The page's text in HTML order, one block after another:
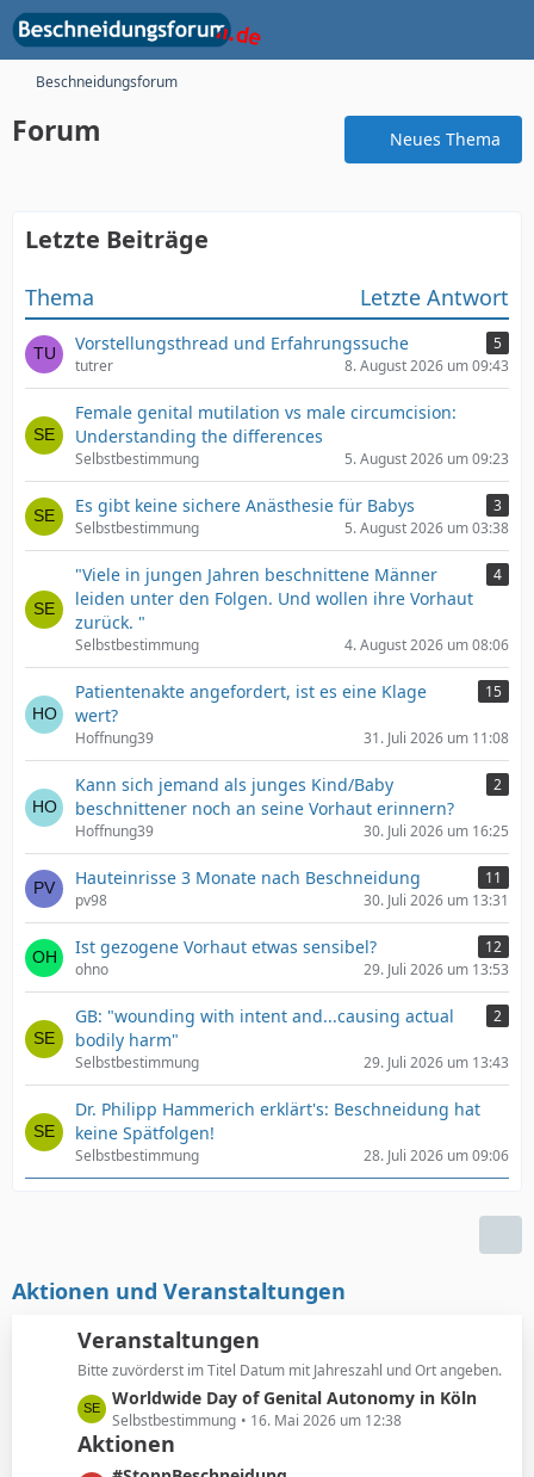
Beschneidungsforum
Forum Neues Thema
Letzte Beiträge
Thema Letzte Antwort
Vorstellungsthread und Erfahrungssuche
5
tutrer
8. August 2026 um 09:43
Female genital mutilation vs male circumcision:
Understanding the differences
Selbstbestimmung 5. August 2026 um 09:23
Es gibt keine sichere Anästhesie für Babys
3
Selbstbestimmung
5. August 2026 um 03:38
"Viele in jungen Jahren beschnittene Männer
leiden unter den Folgen. Und wollen ihre Vorhaut
zurück. "
4
Selbstbestimmung 4. August 2026 um 08:06
Patientenakte angefordert, ist es eine Klage
wert?
15
Hoffnung39 31. Juli 2026 um 11:08
Kann sich jemand als junges Kind/Baby
beschnittener noch an seine Vorhaut erinnern?
2
Hoffnung39 30. Juli 2026 um 16:25
Hauteinrisse 3 Monate nach Beschneidung
11
pv98
30. Juli 2026 um 13:31
Ist gezogene Vorhaut etwas sensibel?
12
ohno
29. Juli 2026 um 13:53
GB: "wounding with intent and...causing actual
bodily harm"
2
Selbstbestimmung 29. Juli 2026 um 13:43
Dr. Philipp Hammerich erklärt's: Beschneidung hat
keine Spätfolgen!
Selbstbestimmung 28. Juli 2026 um 09:06
Aktionen und Veranstaltungen
Veranstaltungen
Bitte zuvörderst im Titel Datum mit Jahreszahl und Ort angeben.
L
e
t
z
Worldwide Day of Genital Autonomy in Köln
Selbstbestimmung 16. Mai 2026 um 12:38
Aktionen